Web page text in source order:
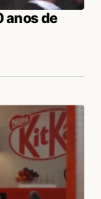
anos de